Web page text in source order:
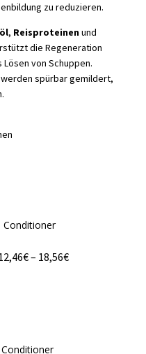
zu reduzieren.
, Reisproteinenund
die Regeneration
von Schuppen.
spürbar gemildert,
€– 18,56€